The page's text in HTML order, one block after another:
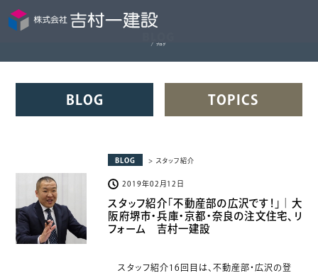
BLOG TOPICS
BLOG > スタッフ紹介
2019年02月12日
スタッフ紹介「不動産部の広沢です！」｜大
阪府堺市・兵庫・京都・奈良の注文住宅、リ
フォーム 吉村一建設
スタッフ紹介16回目は、不動産部・広沢の登